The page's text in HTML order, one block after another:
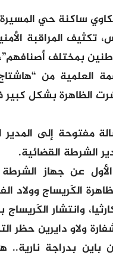
ساكنة حي
تكثيف المراقبة
بمختلف
من
الظاهرة بشكل كبير
مفتوحة إلى المدير
الشرطة القضائية.
عن جهاز
الكَريساج
وانتشار الكَريساج
ولاو دايرين حظر
بدراجة نارية..